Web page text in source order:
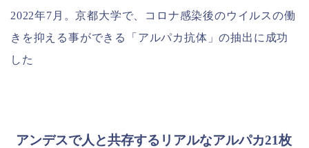
2022年7月。京都大学で、コロナ感染後のウイルスの働
きを抑える事ができる「アルパカ抗体」の抽出に成功
した
アンデスで人と共存するリアルなアルパカ21枚